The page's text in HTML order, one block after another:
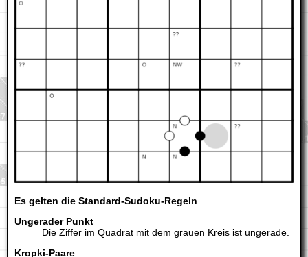
Es gelten die Standard-Sudoku-Regeln
Ungerader Punkt
Die Ziffer im Quadrat mit dem grauen Kreis ist ungerade.
Kropki-Paare